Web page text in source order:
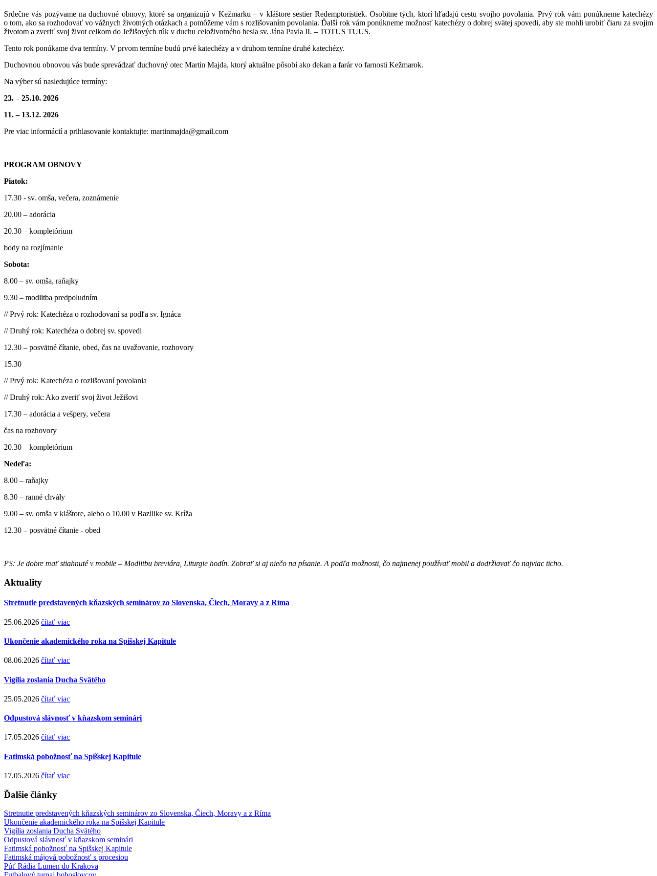
Srdečne vás pozývame na duchovné obnovy, ktoré sa organizujú v Kežmarku – v kláštore sestier Redemptoristiek. Osobitne tých, ktorí hľadajú cestu svojho povolania. Prvý rok vám ponúkneme katechézy
o tom, ako sa rozhodovať vo vážnych životných otázkach a pomôžeme vám s rozlišovaním povolania. Ďalší rok vám ponúkneme možnosť katechézy o dobrej svätej spovedi, aby ste mohli urobiť čiaru za svojim
životom a zveriť svoj život celkom do Ježišových rúk v duchu celoživotného hesla sv. Jána Pavla II. – TOTUS TUUS.
Tento rok ponúkame dva termíny. V prvom termíne budú prvé katechézy a v druhom termíne druhé katechézy.
Duchovnou obnovou vás bude sprevádzať duchovný otec Martin Majda, ktorý aktuálne pôsobí ako dekan a farár vo farnosti Kežmarok.
Na výber sú nasledujúce termíny:
23. – 25.10. 2026
11. – 13.12. 2026
Pre viac informácií a prihlasovanie kontaktujte: martinmajda@gmail.com
PROGRAM OBNOVY
Piatok:
17.30 - sv. omša, večera, zoznámenie
20.00 – adorácia
20.30 – kompletórium
body na rozjímanie
Sobota:
8.00 – sv. omša, raňajky
9.30 – modlitba predpoludním
// Prvý rok: Katechéza o rozhodovaní sa podľa sv. Ignáca
// Druhý rok: Katechéza o dobrej sv. spovedi
12.30 – posvätné čítanie, obed, čas na uvažovanie, rozhovory
15.30
// Prvý rok: Katechéza o rozlišovaní povolania
// Druhý rok: Ako zveriť svoj život Ježišovi
17.30 – adorácia a vešpery, večera
čas na rozhovory
20.30 – kompletórium
Nedeľa:
8.00 – raňajky
8.30 – ranné chvály
9.00 – sv. omša v kláštore, alebo o 10.00 v Bazilike sv. Kríža
12.30 – posvätné čítanie - obed
PS: Je dobre mať stiahnuté v mobile – Modlitbu breviára, Liturgie hodín. Zobrať si aj niečo na písanie. A podľa možnosti, čo najmenej používať mobil a dodržiavať čo najviac ticho.
Aktuality
Stretnutie predstavených kňazských seminárov zo Slovenska, Čiech, Moravy a z Ríma
25.06.2026 čítať viac
Ukončenie akademického roka na Spišskej Kapitule
08.06.2026 čítať viac
Vigília zoslania Ducha Svätého
25.05.2026 čítať viac
Odpustová slávnosť v kňazskom seminári
17.05.2026 čítať viac
Fatimská pobožnosť na Spišskej Kapitule
17.05.2026 čítať viac
Ďalšie články
Stretnutie predstavených kňazských seminárov zo Slovenska, Čiech, Moravy a z Ríma
Ukončenie akademického roka na Spišskej Kapitule
Vigília zoslania Ducha Svätého
Odpustová slávnosť v kňazskom seminári
Fatimská pobožnosť na Spišskej Kapitule
Fatimská májová pobožnosť s procesiou
Púť Rádia Lumen do Krakova